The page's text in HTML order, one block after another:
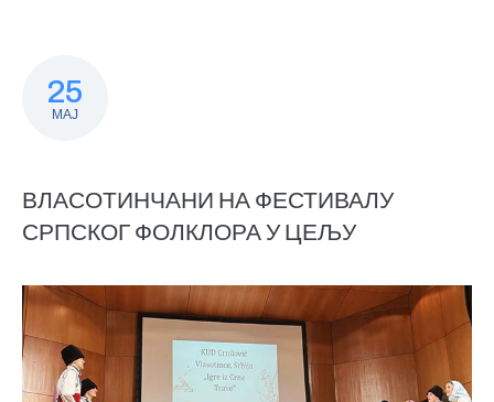
25
МАЈ
ВЛАСОТИНЧАНИ НА ФЕСТИВАЛУ
СРПСКОГ ФОЛКЛОРА У ЦЕЉУ